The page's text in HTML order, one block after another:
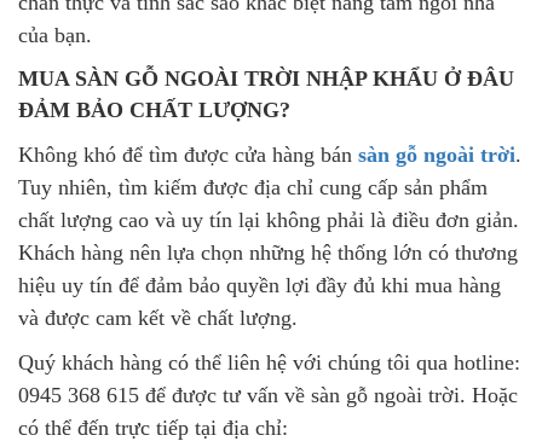
của bạn.
MUA SÀN GỖ NGOÀI TRỜI NHẬP KHẨU Ở ĐÂU
ĐẢM BẢO CHẤT LƯỢNG?
Không khó để tìm được cửa hàng bán sàn gỗ ngoài trời.
Tuy nhiên, tìm kiếm được địa chỉ cung cấp sản phẩm
chất lượng cao và uy tín lại không phải là điều đơn giản.
Khách hàng nên lựa chọn những hệ thống lớn có thương
hiệu uy tín để đảm bảo quyền lợi đầy đủ khi mua hàng
và được cam kết về chất lượng.
Quý khách hàng có thể liên hệ với chúng tôi qua hotline:
0945 368 615 để được tư vấn về sàn gỗ ngoài trời. Hoặc
có thể đến trực tiếp tại địa chỉ: